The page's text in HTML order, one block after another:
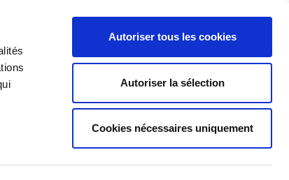
Autoriser tous les cookies
Autoriser la sélection
Cookies nécessaires uniquement